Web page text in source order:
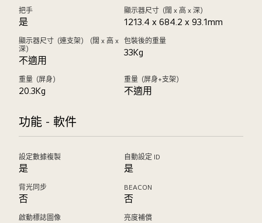
把手
是
顯示器尺寸（闊 x 高 x 深）
1213.4 x 684.2 x 93.1mm
顯示器尺寸（連支架）（闊 x 高 x
深）
不適用
包裝後的重量
33Kg
重量（屏身）
20.3Kg
重量（屏身+支架）
不適用
功能 - 軟件
設定數據複製
是
自動設定 ID
是
背光同步
否
BEACON
否
啟動標誌圖像 亮度補償